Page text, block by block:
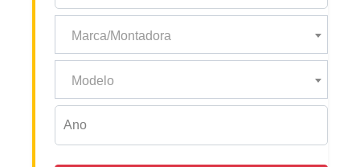
Marca/Montadora
Modelo